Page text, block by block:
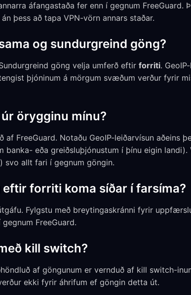
áfangastaða fer enn í gegnum FreeGuard.
þess að tapa VPN-vörn annars staðar.
og sundurgreind göng?
göng velja umferð eftir forriti.
þjóninum á mörgum svæðum verður fyrir
örygginu mínu?
af FreeGuard. Notaðu GeoIP-leiðarvísun aðeins
banka- eða greiðsluþjónustum í þínu eigin
svo allt fari í gegnum göngin.
forriti koma síðar í farsíma?
Fylgstu með breytingaskránni fyrir
FreeGuard.
kill switch?
af göngunum er vernduð af kill switch-
ekki fyrir áhrifum ef göngin detta út.